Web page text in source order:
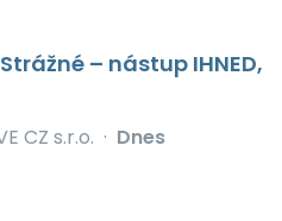
– nástup IHNED,
CZ s.r.o. · Dnes